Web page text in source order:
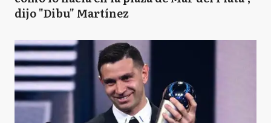
dijo "Dibu" Martínez